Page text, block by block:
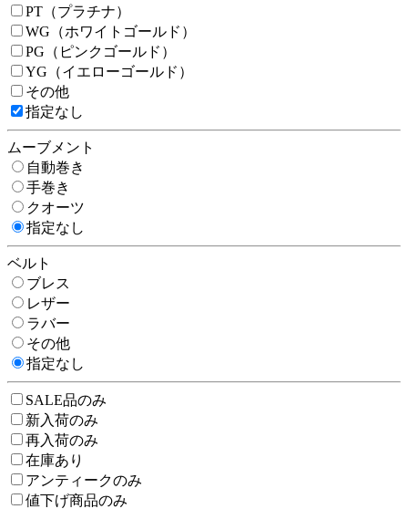
PT（プラチナ）
WG（ホワイトゴールド）
PG（ピンクゴールド）
YG（イエローゴールド）
その他
指定なし
ムーブメント
自動巻き
手巻き
クオーツ
指定なし
ベルト
ブレス
レザー
ラバー
その他
指定なし
SALE品のみ
新入荷のみ
再入荷のみ
在庫あり
アンティークのみ
値下げ商品のみ